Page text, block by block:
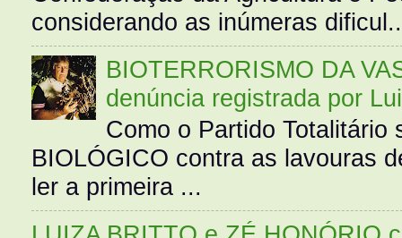
considerando as inúmeras
BIOTERRORISMO DA
denúncia registrada por
Como o Partido Totalitário
BIOLÓGICO contra as lavouras
ler a primeira ...